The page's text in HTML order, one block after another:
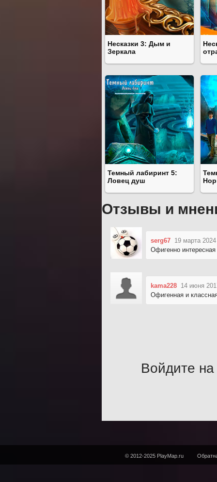
Несказки 3: Дым и
Зеркала
Темный лабиринт 5:
Ловец душ
Отзывы и
serg67 19 марта
Офигенно
kama228 14 июня
Офигенная и
Войдите на
© 2012-2025 PlayMap.ru